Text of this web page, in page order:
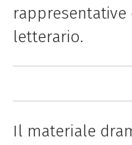
letterario.
Il materiale